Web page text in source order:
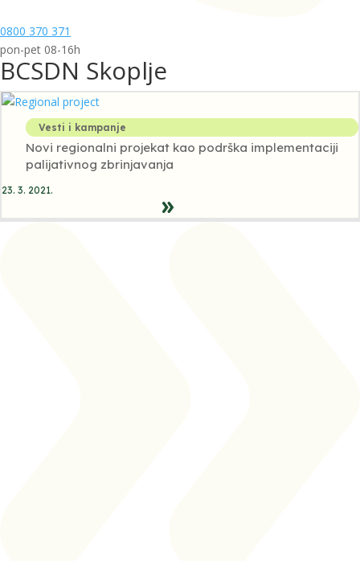
0800 370 371
pon-pet 08-16h
BCSDN Skoplje
Vesti i kampanje
Novi regionalni projekat kao podrška implementaciji
palijativnog zbrinjavanja
23. 3. 2021.